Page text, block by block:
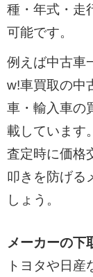
種・年式・走
可能です。
例えば中古車
w!車買取の中
車・輸入車の
載しています
査定時に価格
叩きを防げる
しょう。
メーカーの下
トヨタや日